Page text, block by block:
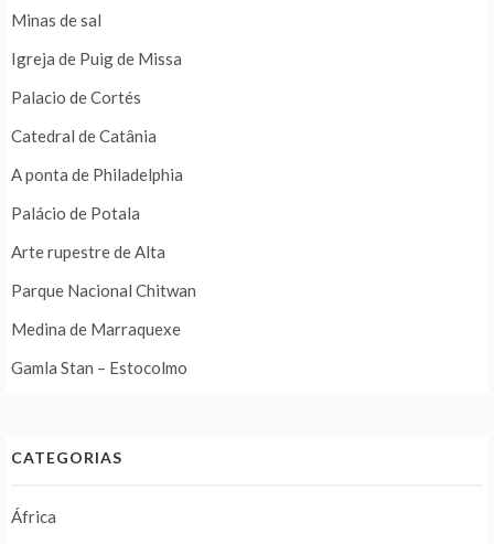
Minas de sal
Igreja de Puig de Missa
Palacio de Cortés
Catedral de Catânia
A ponta de Philadelphia
Palácio de Potala
Arte rupestre de Alta
Parque Nacional Chitwan
Medina de Marraquexe
Gamla Stan – Estocolmo
CATEGORIAS
África